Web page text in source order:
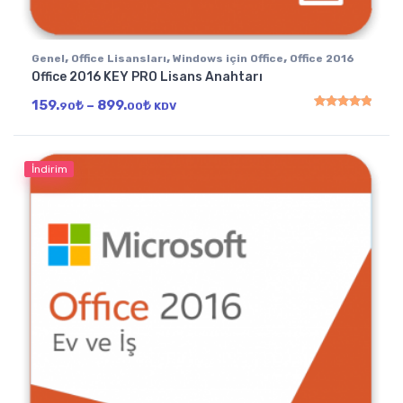
Genel, Office Lisansları, Windows için Office, Office 2016
Office 2016 KEY PRO Lisans Anahtarı
159.90₺ – 899.00₺Fiyat aralığı: 159.90₺ - 899.00₺
KDV
İndirim